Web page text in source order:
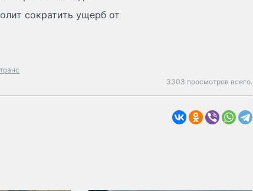
сократить ущерб от
3303 просмотров всего.